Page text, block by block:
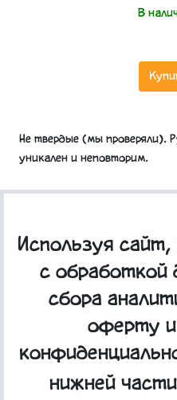
В
Не твердые (мы проверяли).
уникален и неповторим.
Размер 25х15 см.
О
Используя
с обработкой
сбора
оферту
нижней